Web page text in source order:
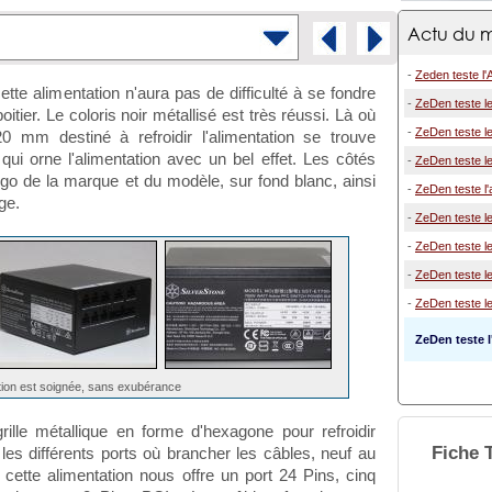
alimentation n'aura pas de difficulté à se fondre
Le coloris noir métallisé est très réussi. Là où
mm destiné à refroidir l'alimentation se trouve
orne l'alimentation avec un bel effet. Les côtés
de la marque et du modèle, sur fond blanc, ainsi
est soignée, sans exubérance
métallique en forme d'hexagone pour refroidir
différents ports où brancher les câbles, neuf au
cette alimentation nous offre un port 24 Pins, cinq
Actu du
- Zeden teste
- ZeDen teste
- ZeDen teste
- ZeDen teste
- ZeDen teste
- ZeDen teste
- ZeDen teste
- ZeDen teste
- ZeDen teste
ZeDen teste
Fiche